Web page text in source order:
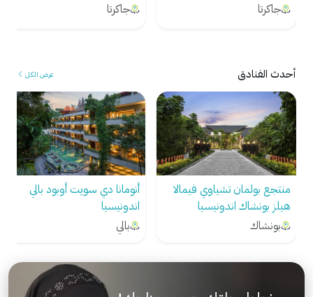
جاكرتا
جاكرتا
أحدث الفنادق عرض الكل
منتجع بولمان تشياوي فيمالا
هيلز بونشاك اندونيسيا
بونشاك
أنومانا دي سويت أوبود بالي
اندونيسيا
بالي